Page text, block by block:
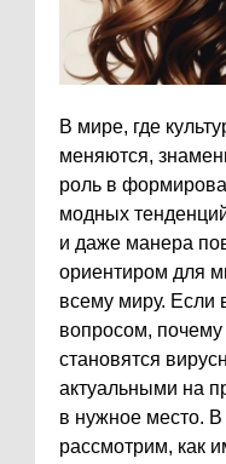
В мире, где
меняются,
роль в
модных
и даже манера
ориентиром для
всему миру. Если
вопросом,
становятся
актуальными на
в нужное место.
рассмотрим, как